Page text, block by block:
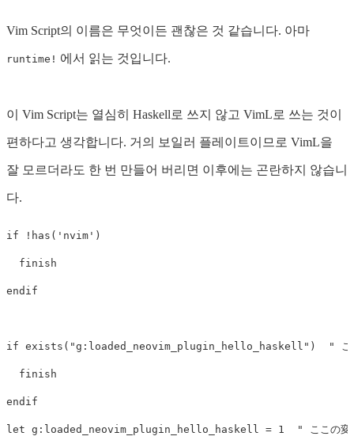
Vim Script의 이름은 무엇이든 괜찮은 것 같습니다. 아마
runtime! 에서 읽는 것입니다.
이 Vim Script는 열심히 Haskell로 쓰지 않고 VimL로 쓰는 것이
편하다고 생각합니다. 거의 보일러 플레이트이므로 VimL을
잘 모르더라도 한 번 만들어 버리면 이후에는 곤란하지 않습니
다.
if ! has ( 'nvim' )
finish
endif
if exists ( "g:loaded_neovim_plugin_hello_haskell" )
" こ
finish
endif
let g:loaded_neovim_plugin_hello_haskell = 1
" ここの変